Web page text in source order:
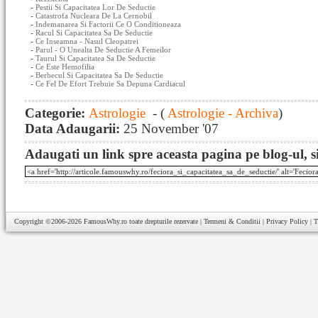
- Pestii Si Capacitatea Lor De Seductie
- Catastrofa Nucleara De La Cernobil
- Indemanarea Si Factorii Ce O Conditioneaza
- Racul Si Capacitatea Sa De Seductie
- Ce Inseamna - Nasul Cleopatrei
- Parul - O Unealta De Seductie A Femeilor
- Taurul Si Capacitatea Sa De Seductie
- Ce Este Hemofilia
- Berbecul Si Capacitatea Sa De Seductie
- Ce Fel De Efort Trebuie Sa Depuna Cardiacul
Categorie: Astrologie - ( Astrologie - Archiva)
Data Adaugarii: 25 November '07
Adaugati un link spre aceasta pagina pe blog-ul,
Copyright ©2006-2026 FamousWhy.ro toate drepturile rezervate | Termeni & Conditii | Privacy Policy |